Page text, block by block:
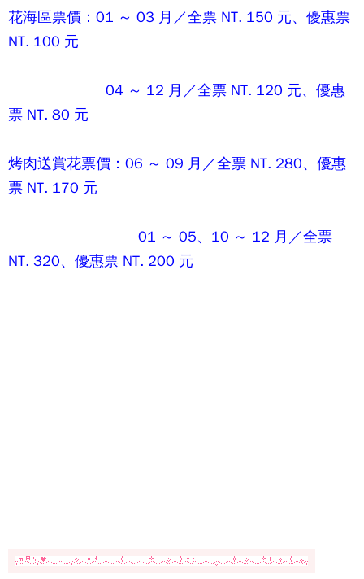
花海區票價：01 ～ 03 月／全票 NT. 150 元、優惠票
NT. 100 元
04 ～ 12 月／全票 NT. 120 元、優惠
票 NT. 80 元
烤肉送賞花票價：06 ～ 09 月／全票 NT. 280、優惠
票 NT. 170 元
01 ～ 05、10 ～ 12 月／全票
NT. 320、優惠票 NT. 200 元